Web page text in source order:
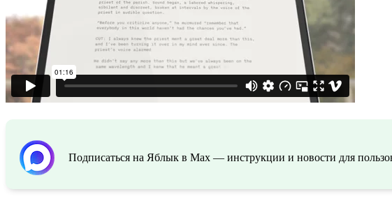
Подписаться на Яблык в Max — инструкции и новости для